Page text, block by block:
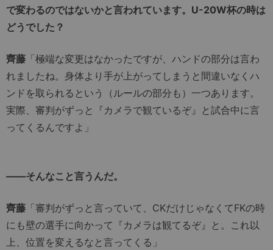
で変わるのではないかと言われています。U-20W杯の時は
どうでした？
齊藤 「極端な変更はなかったですが、ハンドの部分は言わ
れましたね。身体より手が上がってしまうと間違いなくハ
ンドを取られるという（ルールの部分も）一つあります。
実際、審判がずっと『カメラで観ているぞ』と試合中に言
ってくるんですよ」
――そんなこと言うんだ。
齊藤 「審判がずっと言っていて、CKだけじゃなくてFKの時
にも壁の選手に向かって『カメラは観てるぞ』と。これ以
上、位置を変えるなと言ってくる」